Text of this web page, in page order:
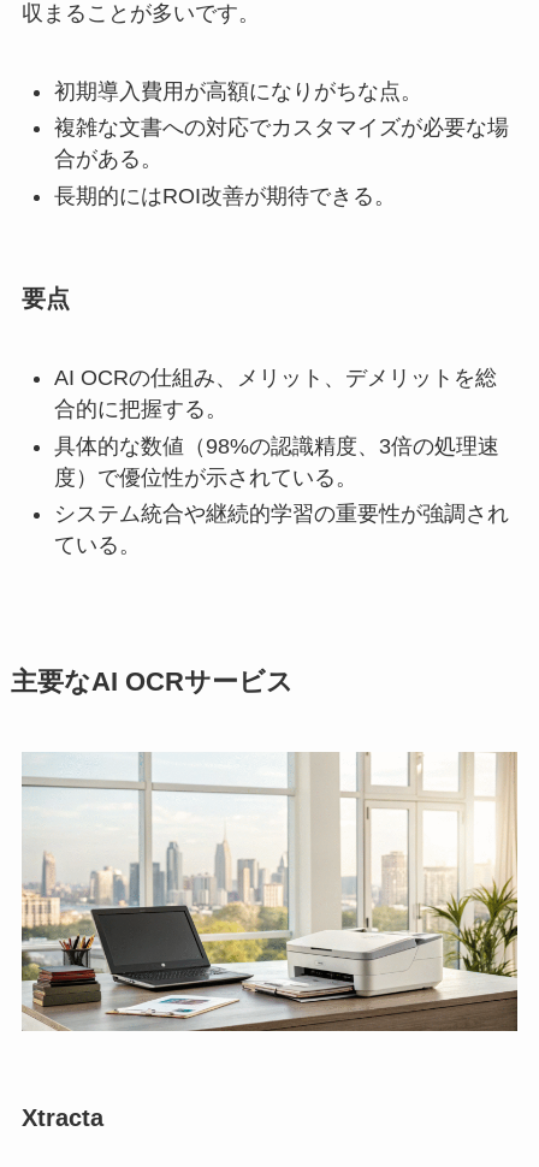
収まることが多いです。
初期導入費用が高額になりがちな点。
複雑な文書への対応でカスタマイズが必要な場
合がある。
長期的にはROI改善が期待できる。
要点
AI OCRの仕組み、メリット、デメリットを総
合的に把握する。
具体的な数値（98%の認識精度、3倍の処理速
度）で優位性が示されている。
システム統合や継続的学習の重要性が強調され
ている。
主要なAI OCRサービス
Xtracta